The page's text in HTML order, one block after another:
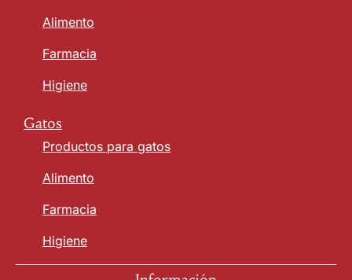
Alimento
Farmacia
Higiene
Gatos
Productos para gatos
Alimento
Farmacia
Higiene